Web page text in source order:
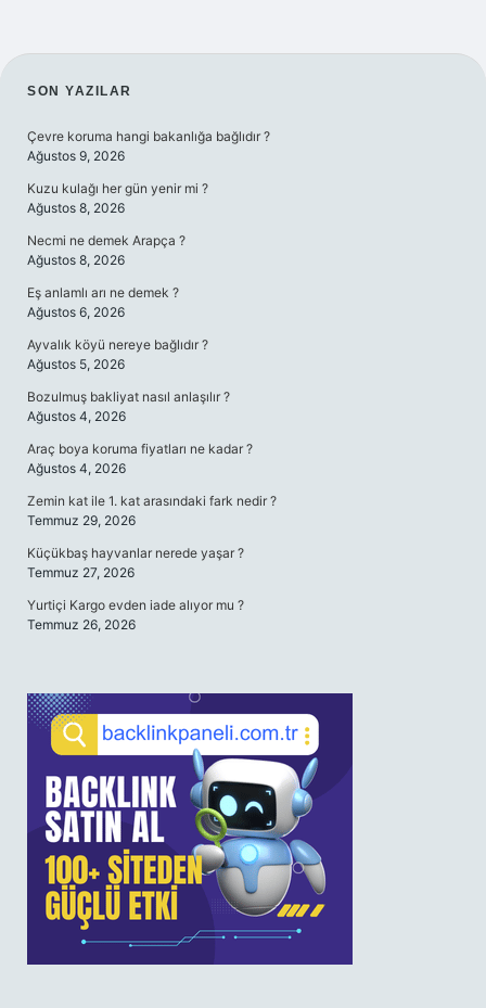
SIDEBAR
SON YAZILAR
Çevre koruma hangi bakanlığa bağlıdır ?
Ağustos 9, 2026
Kuzu kulağı her gün yenir mi ?
Ağustos 8, 2026
Necmi ne demek Arapça ?
Ağustos 8, 2026
Eş anlamlı arı ne demek ?
Ağustos 6, 2026
Ayvalık köyü nereye bağlıdır ?
Ağustos 5, 2026
Bozulmuş bakliyat nasıl anlaşılır ?
Ağustos 4, 2026
Araç boya koruma fiyatları ne kadar ?
Ağustos 4, 2026
Zemin kat ile 1. kat arasındaki fark nedir ?
Temmuz 29, 2026
Küçükbaş hayvanlar nerede yaşar ?
Temmuz 27, 2026
Yurtiçi Kargo evden iade alıyor mu ?
Temmuz 26, 2026